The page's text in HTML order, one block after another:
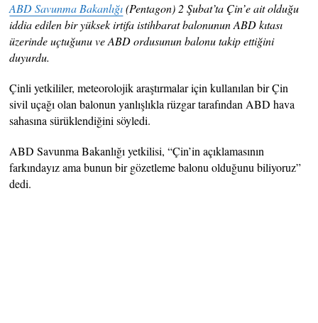
ABD Savunma Bakanlığı(Pentagon) 2 Şubat’ta Çin’e ait olduğu
iddia edilen bir yüksek irtifa istihbarat balonunun ABD kıtası
üzerinde uçtuğunu ve ABD ordusunun balonu takip ettiğini
duyurdu.
Çinli yetkililer, meteorolojik araştırmalar için kullanılan bir Çin
sivil uçağı olan balonun yanlışlıkla rüzgar tarafından ABD hava
sahasına sürüklendiğini söyledi.
ABD Savunma Bakanlığı yetkilisi, “Çin’in açıklamasının
farkındayız ama bunun bir gözetleme balonu olduğunu biliyoruz”
dedi.